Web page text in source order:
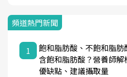
頻道熱門新聞
1
飽和脂肪酸、不飽和脂
含飽和脂肪酸？營養師
優缺點、建議攝取量